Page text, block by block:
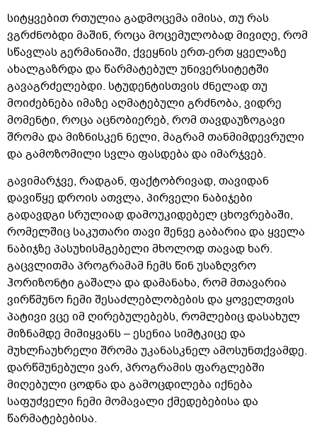
სიტყვებით რთულია გადმოცემა იმისა, თუ რას
ვგრძნობდი მაშინ, როცა მოცემულობად მივიღე, რომ
სწავლას გერმანიაში, ქვეყნის ერთ-ერთ ყველაზე
ახალგაზრდა და წარმატებულ უნივერსიტეტში
გავაგრძელებდი. სტუდენტისთვის ძნელად თუ
მოიძებნება იმაზე აღმატებული გრძნობა, ვიდრე
მომენტი, როცა აცნობიერებ, რომ თავდაუზოგავი
შრომა და მიზნისკენ ნელი, მაგრამ თანმიმდევრული
და გამოზომილი სვლა ფასდება და იმარჯვებ.
გავიმარჯვე, რადგან, ფაქტობრივად, თავიდან
დავიწყე დროის ათვლა, პირველი ნაბიჯები
გადავდგი სრულიად დამოუკიდებელ ცხოვრებაში,
რომელშიც საკუთარი თავი შენვე გაბარია და ყველა
ნაბიჯზე პასუხისმგებელი მხოლოდ თავად ხარ.
გაცვლითმა პროგრამამ ჩემს წინ უსაზღვრო
ჰორიზონტი გაშალა და დამანახა, რომ მთავარია
ვირწმუნო ჩემი შესაძლებლობების და ყოველთვის
პატივი ვცე იმ ღირებულებებს, რომლებიც დასახულ
მიზნამდე მიმიყვანს – ესენია სიმტკიცე და
მუხლჩაუხრელი შრომა უკანასკნელ ამოსუნთქვამდე.
დარწმუნებული ვარ, პროგრამის ფარგლებში
მიღებული ცოდნა და გამოცდილება იქნება
საფუძველი ჩემი მომავალი ქმედებებისა და
წარმატებებისა.